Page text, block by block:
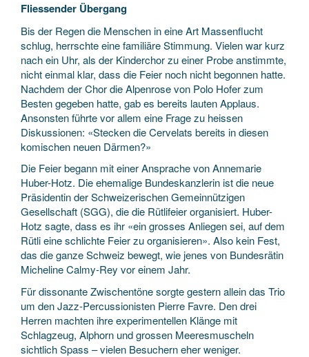
Fliessender Übergang
Bis der Regen die Menschen in eine Art Massenflucht
schlug, herrschte eine familiäre Stimmung. Vielen war kurz
nach ein Uhr, als der Kinderchor zu einer Probe anstimmte,
nicht einmal klar, dass die Feier noch nicht begonnen hatte.
Nachdem der Chor die Alpenrose von Polo Hofer zum
Besten gegeben hatte, gab es bereits lauten Applaus.
Ansonsten führte vor allem eine Frage zu heissen
Diskussionen: «Stecken die Cervelats bereits in diesen
komischen neuen Därmen?»
Die Feier begann mit einer Ansprache von Annemarie
Huber-Hotz. Die ehemalige Bundeskanzlerin ist die neue
Präsidentin der Schweizerischen Gemeinnützigen
Gesellschaft (SGG), die die Rütlifeier organisiert. Huber-
Hotz sagte, dass es ihr «ein grosses Anliegen sei, auf dem
Rütli eine schlichte Feier zu organisieren». Also kein Fest,
das die ganze Schweiz bewegt, wie jenes von Bundesrätin
Micheline Calmy-Rey vor einem Jahr.
Für dissonante Zwischentöne sorgte gestern allein das Trio
um den Jazz-Percussionisten Pierre Favre. Den drei
Herren machten ihre experimentellen Klänge mit
Schlagzeug, Alphorn und grossen Meeresmuscheln
sichtlich Spass – vielen Besuchern eher weniger.